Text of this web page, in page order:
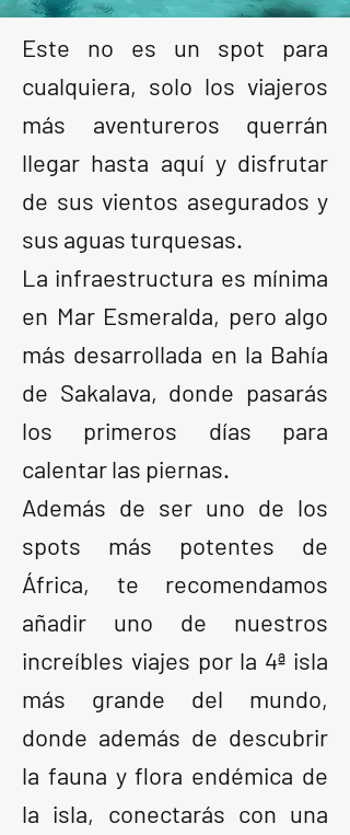
Este no es un spot para
cualquiera, solo los viajeros
más aventureros querrán
llegar hasta aquí y disfrutar
de sus vientos asegurados y
sus aguas turquesas.
La infraestructura es mínima
en Mar Esmeralda, pero algo
más desarrollada en la Bahía
de Sakalava, donde pasarás
los primeros días para
calentar las piernas.
Además de ser uno de los
spots más potentes de
África, te recomendamos
añadir uno de nuestros
increíbles viajes por la 4ª isla
más grande del mundo,
donde además de descubrir
la fauna y flora endémica de
la isla, conectarás con una